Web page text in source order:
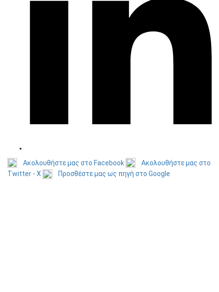
Ακολουθήστε μας στο Facebook
Ακολουθήστε μας στο
Twitter - X
Προσθέστε μας ως πηγή στο Google